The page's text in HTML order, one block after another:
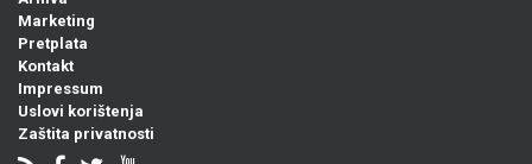
Marketing
Pretplata
Kontakt
Impressum
Uslovi korištenja
Zaštita privatnosti